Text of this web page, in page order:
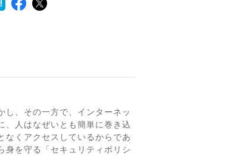
し、その一方で、インターネッ
、人はなぜいとも簡単に巻き込
なくアクセスしているからであ
身を守る「セキュリティポリシ